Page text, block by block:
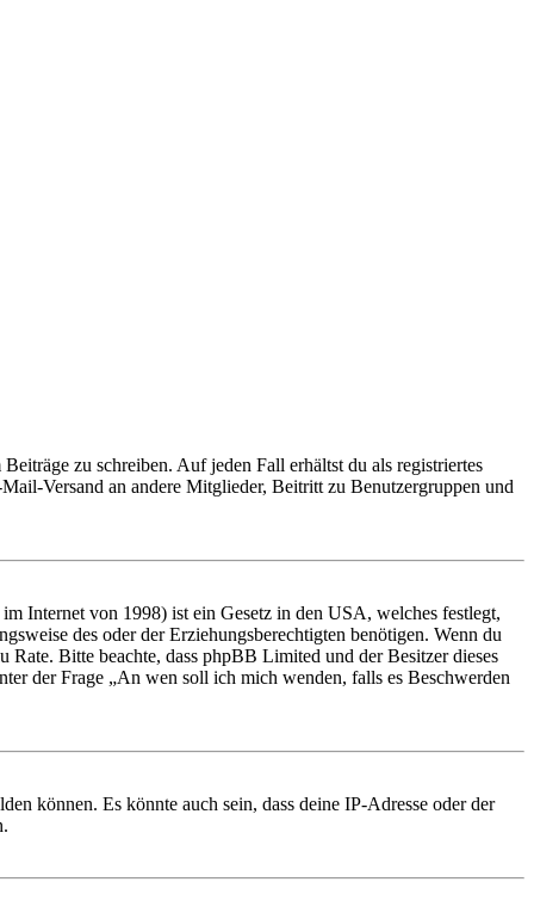
zu schreiben. Auf jeden Fall erhältst du als registriertes
Versand an andere Mitglieder, Beitritt zu Benutzergruppen und
Internet von 1998) ist ein Gesetz in den USA, welches festlegt,
des oder der Erziehungsberechtigten benötigen. Wenn du
Bitte beachte, dass phpBB Limited und der Besitzer dieses
der Frage „An wen soll ich mich wenden, falls es Beschwerden
können. Es könnte auch sein, dass deine IP-Adresse oder der